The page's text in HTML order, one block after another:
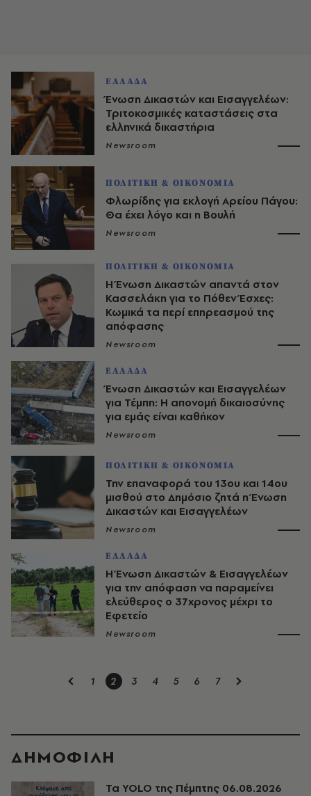
ΕΛΛΑΔΑ
Ένωση Δικαστών και Εισαγγελέων:
Τριτοκοσμικές καταστάσεις στα
ελληνικά δικαστήρια
Newsroom
ΠΟΛΙΤΙΚΗ & ΟΙΚΟΝΟΜΙΑ
Φλωρίδης για εκλογή Αρείου Πάγου:
Θα έχει λόγο και η Βουλή
Newsroom
ΠΟΛΙΤΙΚΗ & ΟΙΚΟΝΟΜΙΑ
Η Ένωση Δικαστών απαντά στον
Κασσελάκη για το Πόθεν Έσχες:
Κωμικά τα περί επηρεασμού της
απόφασης
Newsroom
ΕΛΛΑΔΑ
Ένωση Δικαστών και Εισαγγελέων
για Τέμπη: Η απονομή δικαιοσύνης
για εμάς είναι καθήκον
Newsroom
ΠΟΛΙΤΙΚΗ & ΟΙΚΟΝΟΜΙΑ
Την επαναφορά του 13ου και 14ου
μισθού στο Δημόσιο ζητά η Ένωση
Δικαστών και Εισαγγελέων
Newsroom
ΕΛΛΑΔΑ
Η Ένωση Δικαστών & Εισαγγελέων
για την απόφαση να παραμείνει
ελεύθερος ο 37χρονος μέχρι το
Εφετείο
Newsroom
1 2 3 4 5 6 7
ΔΗΜΟΦΙΛΗ
Τα YOLO της Πέμπτης 06.08.2026